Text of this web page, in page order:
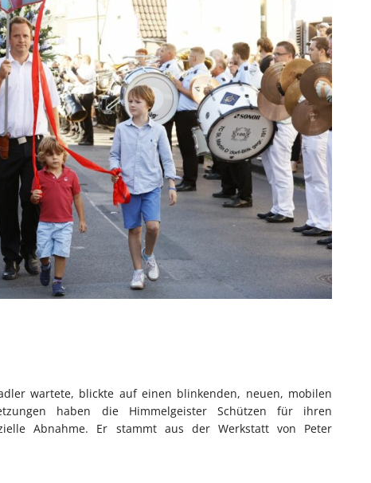
wartete, blickte auf einen blinkenden, neuen, mobilen
haben die Himmelgeister Schützen für ihren
Abnahme. Er stammt aus der Werkstatt von Peter